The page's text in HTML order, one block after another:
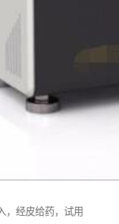
，经皮给药，试用